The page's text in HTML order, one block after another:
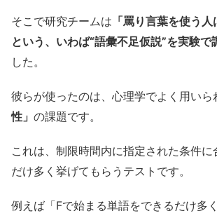
そこで研究チームは 「罵り言葉を使う人
という、いわば“語彙不足仮説”を実験で
した。
彼らが使ったのは、心理学でよく用いら
性」 の課題です。
これは、制限時間内に指定された条件に
だけ多く挙げてもらうテストです。
例えば「Fで始まる単語をできるだけ多